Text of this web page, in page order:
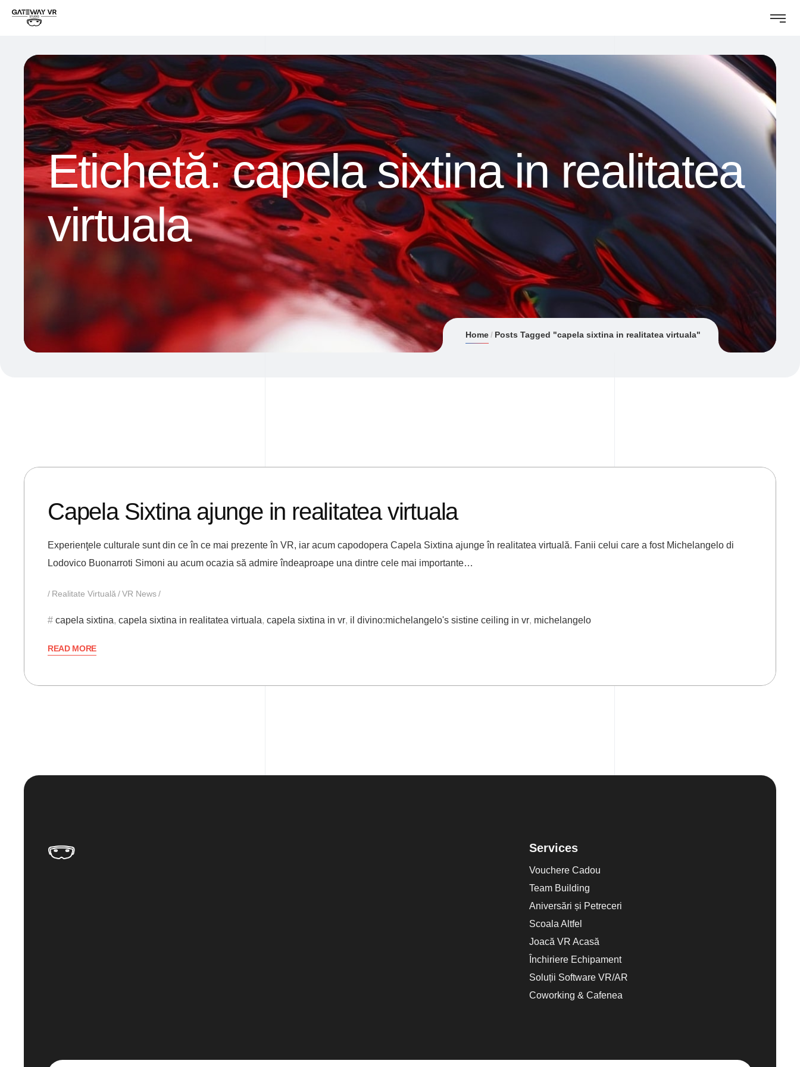
Etichetă:capela sixtina in realitatea
virtuala
Home Posts Tagged "capela sixtina in realitatea virtuala"
Capela Sixtina ajunge in realitatea virtuala
Experienţele culturale sunt din ce în ce mai prezente în VR, iar acum capodopera Capela Sixtina ajunge în realitatea virtuală. Fanii celui care a fost Michelangelo di
Lodovico Buonarroti Simoni au acum ocazia să admire îndeaproape una dintre cele mai importante…
Realitate Virtuală VR News
capela sixtina, capela sixtina in realitatea virtuala, capela sixtina in vr, il divino:michelangelo's sistine ceiling in vr, michelangelo
READ MORE
Services
Vouchere Cadou
Team Building
Aniversări și Petreceri
Scoala Altfel
Joacă VR Acasă
Închiriere Echipament
Soluții Software VR/AR
Coworking & Cafenea